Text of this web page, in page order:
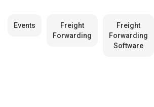
Events
Freight
Forwarding
Freight
Forwarding
Software